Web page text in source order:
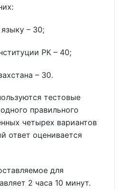
– 30;
РК – 40;
– 30.
тестовые
правильного
четырех вариантов
ответ оценивается
для
2 часа 10 минут.